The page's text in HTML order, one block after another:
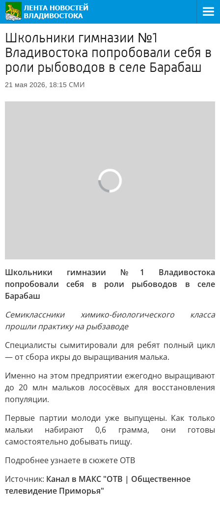
Школьники гимназии №1
Владивостока попробовали себя в
роли рыбоводов в селе Барабаш
21 мая 2026, 18:15 СМИ
Школьники гимназии №1 Владивостока
попробовали себя в роли рыбоводов в селе
Барабаш
Семиклассники химико-биологического класса
прошли практику на рыбзаводе
Специалисты сымитировали для ребят полный цикл
— от сбора икры до выращивания малька.
Именно на этом предприятии ежегодно выращивают
до 20 млн мальков лососёвых для восстановления
популяции.
Первые партии молоди уже выпущены. Как только
мальки набирают 0,6 грамма, они готовы
самостоятельно добывать пищу.
Подробнее узнаете в сюжете ОТВ
Источник: Канал в МАКС "ОТВ | Общественное
телевидение Приморья"